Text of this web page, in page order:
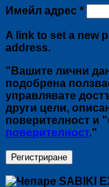
Имейл адрес *
A link to set a new
address.
"Вашите лични
подобрена
управлявате
други цели,
поверителност и
поверителност."
Регистриране